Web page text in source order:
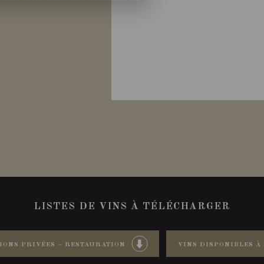
LISTES DE VINS À TÉLÉCHARGER
PRIVÉES – RESTAURATION VINS DISPONIBLES À